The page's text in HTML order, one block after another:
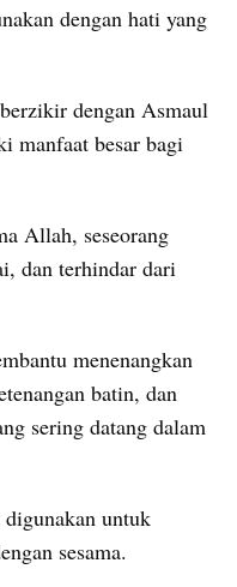
dengan hati yang
dengan Asmaul
manfaat besar bagi
Allah, seseorang
dan terhindar dari
menenangkan
batin, dan
sering datang dalam
untuk
sesama.